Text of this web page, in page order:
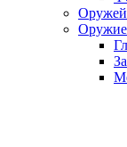
Оружие